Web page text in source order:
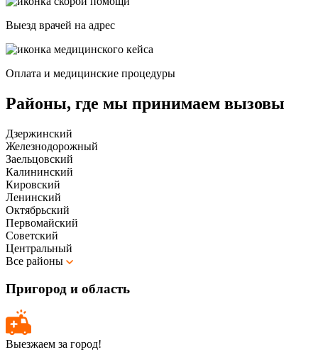
Выезд врачей на адрес
Оплата и медицинские процедуры
Районы, где мы принимаем вызовы
Дзержинский
Железнодорожный
Заельцовский
Калининский
Кировский
Ленинский
Октябрьский
Первомайский
Советский
Центральный
Все районы
Пригород и область
Выезжаем за город!